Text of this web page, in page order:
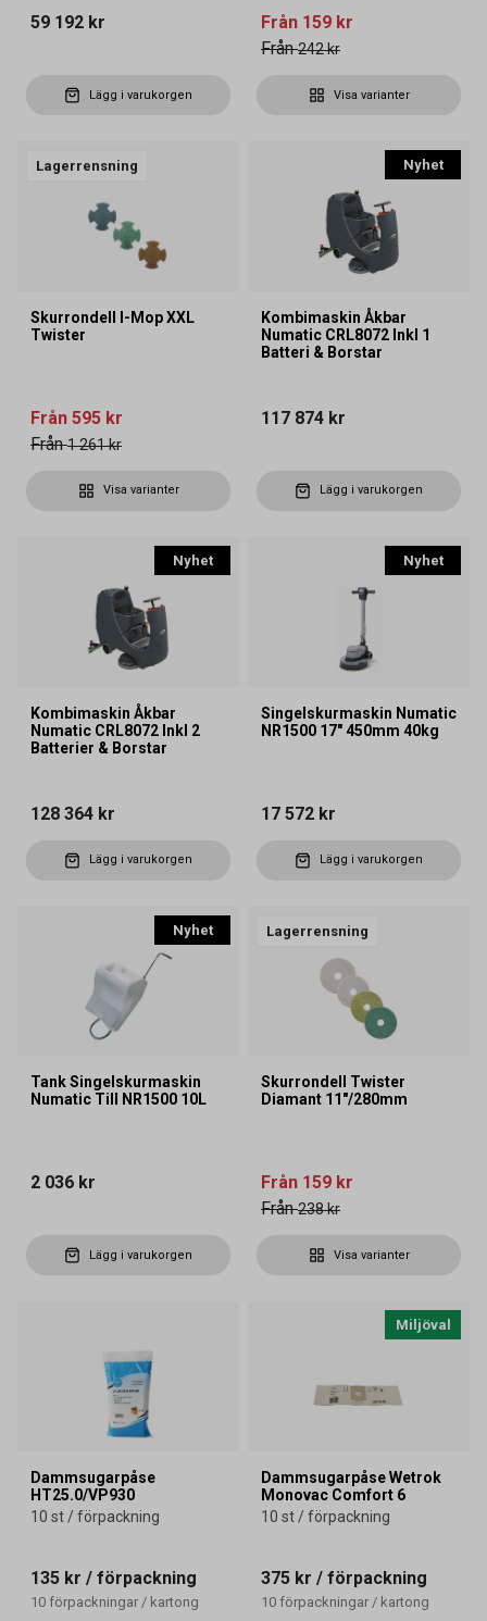
59 192 kr
Lägg i varukorgen
Från 159 kr
Från 242 kr
Visa varianter
Lagerrensning
Skurrondell I-Mop XXL
Twister
Från 595 kr
Från 1 261 kr
Visa varianter
Nyhet
Kombimaskin Åkbar
Numatic CRL8072 Inkl 1
Batteri & Borstar
117 874 kr
Lägg i varukorgen
Nyhet
Kombimaskin Åkbar
Numatic CRL8072 Inkl 2
Batterier & Borstar
128 364 kr
Lägg i varukorgen
Nyhet
Singelskurmaskin Numatic
NR1500 17" 450mm 40kg
17 572 kr
Lägg i varukorgen
Nyhet
Tank Singelskurmaskin
Numatic Till NR1500 10L
2 036 kr
Lägg i varukorgen
Lagerrensning
Skurrondell Twister
Diamant 11"/280mm
Från 159 kr
Från 238 kr
Visa varianter
Dammsugarpåse
HT25.0/VP930
10 st / förpackning
135 kr / förpackning
10 förpackningar / kartong
Miljöval
Dammsugarpåse Wetrok
Monovac Comfort 6
10 st / förpackning
375 kr / förpackning
10 förpackningar / kartong